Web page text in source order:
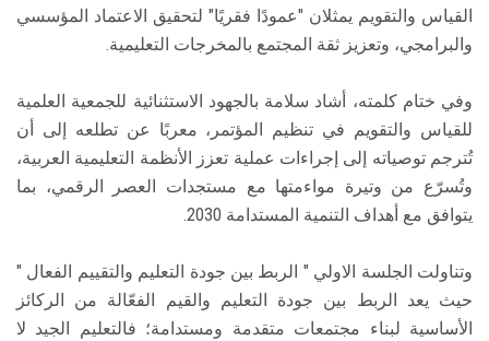
القياس والتقويم يمثلان "عمودًا فقريًا" لتحقيق الاعتماد المؤسسي
والبرامجي، وتعزيز ثقة المجتمع بالمخرجات التعليمية.
وفي ختام كلمته، أشاد سلامة بالجهود الاستثنائية للجمعية العلمية
للقياس والتقويم في تنظيم المؤتمر، معربًا عن تطلعه إلى أن
تُترجم توصياته إلى إجراءات عملية تعزز الأنظمة التعليمية العربية،
وتُسرّع من وتيرة مواءمتها مع مستجدات العصر الرقمي، بما
يتوافق مع أهداف التنمية المستدامة 2030.
وتناولت الجلسة الاولي " الربط بين جودة التعليم والتقييم الفعال "
حيث يعد الربط بين جودة التعليم والقيم الفعّالة من الركائز
الأساسية لبناء مجتمعات متقدمة ومستدامة؛ فالتعليم الجيد لا